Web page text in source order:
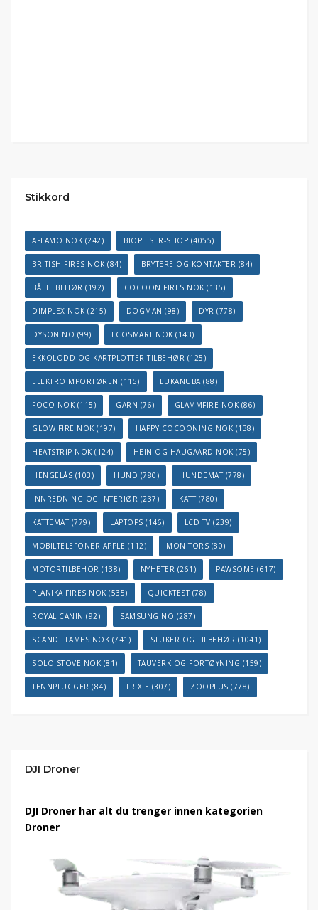
Stikkord
AFLAMO NOK (242) BIOPEISER-SHOP (4055)
BRITISH FIRES NOK (84) BRYTERE OG KONTAKTER (84)
BÅTTILBEHØR (192) COCOON FIRES NOK (135)
DIMPLEX NOK (215) DOGMAN (98) DYR (778)
DYSON NO (99) ECOSMART NOK (143)
EKKOLODD OG KARTPLOTTER TILBEHØR (125)
ELEKTROIMPORTØREN (115) EUKANUBA(88)
FOCO NOK (115) GARN (76) GLAMMFIRE NOK (86)
GLOW FIRE NOK (197) HAPPY COCOONING NOK (138)
HEATSTRIP NOK (124) HEIN OG HAUGAARD NOK (75)
HENGELÅS (103) HUND (780) HUNDEMAT(778)
INNREDNING OG INTERIØR (237) KATT(780)
KATTEMAT(779) LAPTOPS (146) LCD TV (239)
MOBILTELEFONER APPLE (112) MONITORS (80)
MOTORTILBEHOR (138) NYHETER (261) PAWSOME (617)
PLANIKA FIRES NOK (535) QUICKTEST(78)
ROYAL CANIN (92) SAMSUNG NO (287)
SCANDIFLAMES NOK (741) SLUKER OG TILBEHØR (1041)
SOLO STOVE NOK (81) TAUVERK OG FORTØYNING (159)
TENNPLUGGER (84) TRIXIE (307) ZOOPLUS (778)
DJI Droner
DJI Droner har alt du trenger innen kategorien
Droner